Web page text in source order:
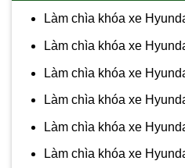
Làm chìa khóa xe
Làm chìa khóa xe
Làm chìa khóa xe
Làm chìa khóa xe
Làm chìa khóa xe
Làm chìa khóa xe